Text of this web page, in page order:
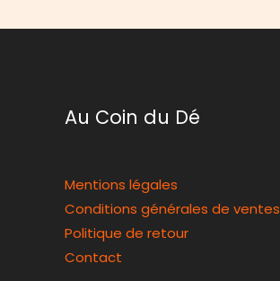
Au Coin du Dé
Mentions légales
Conditions générales de ventes
Politique de retour
Contact